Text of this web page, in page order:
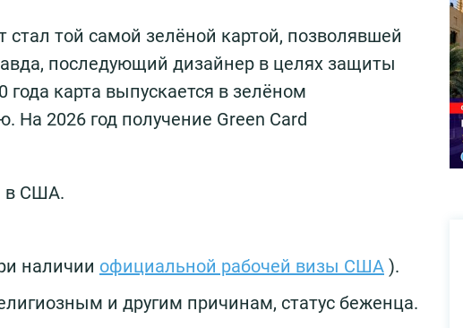
той самой зелёной картой, позволявшей
последующий дизайнер в целях защиты
карта выпускается в зелёном
2026 год получение Green Card
в США.
наличии официальной рабочей визы США ).
и другим причинам, статус беженца.